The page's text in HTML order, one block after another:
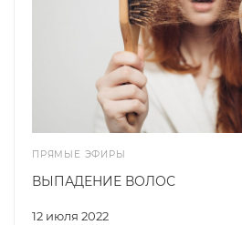
ПРЯМЫЕ ЭФИРЫ
12 июля 2022
ВЫПАДЕНИЕ ВОЛОС